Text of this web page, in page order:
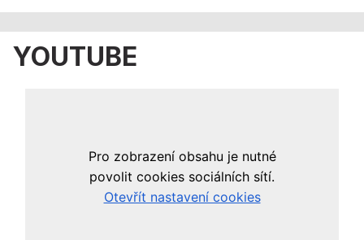
YOUTUBE